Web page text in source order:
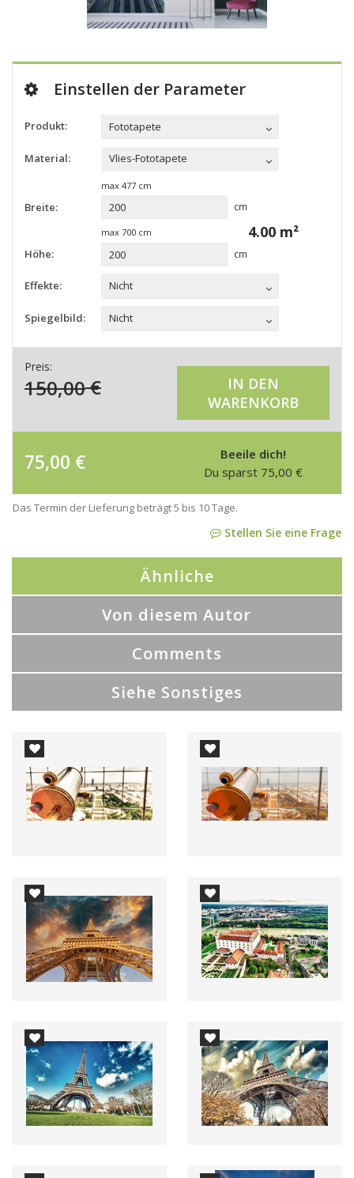
Einstellen der Parameter
Produkt: Fototapete
Material: Vlies-Fototapete
max 477cm
Breite: cm
max 700cm
Höhe: cm
4.00 m²
Effekte: Nicht
Spiegelbild: Nicht
Preis:
150,00€
IN DEN
WARENKORB
75,00 €
Beeile dich!
Du sparst 75,00 €
Das Termin der Lieferung beträgt 5 bis 10 Tage.
Stellen Sie eine Frage
Ähnliche
Von diesem Autor
Comments
Siehe Sonstiges